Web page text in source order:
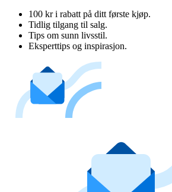
100 kr i rabatt på ditt første kjøp.
Tidlig tilgang til salg.
Tips om sunn livsstil.
Eksperttips og inspirasjon.